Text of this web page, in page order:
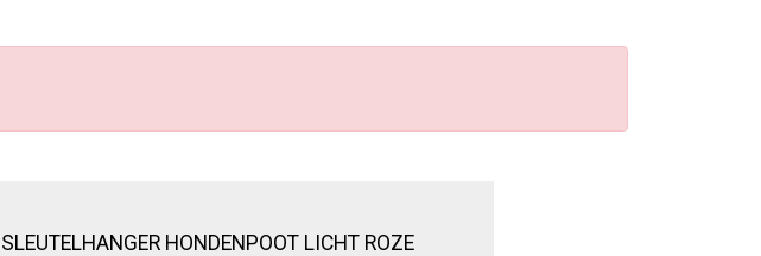
SLEUTELHANGER HONDENPOOT LICHT ROZE